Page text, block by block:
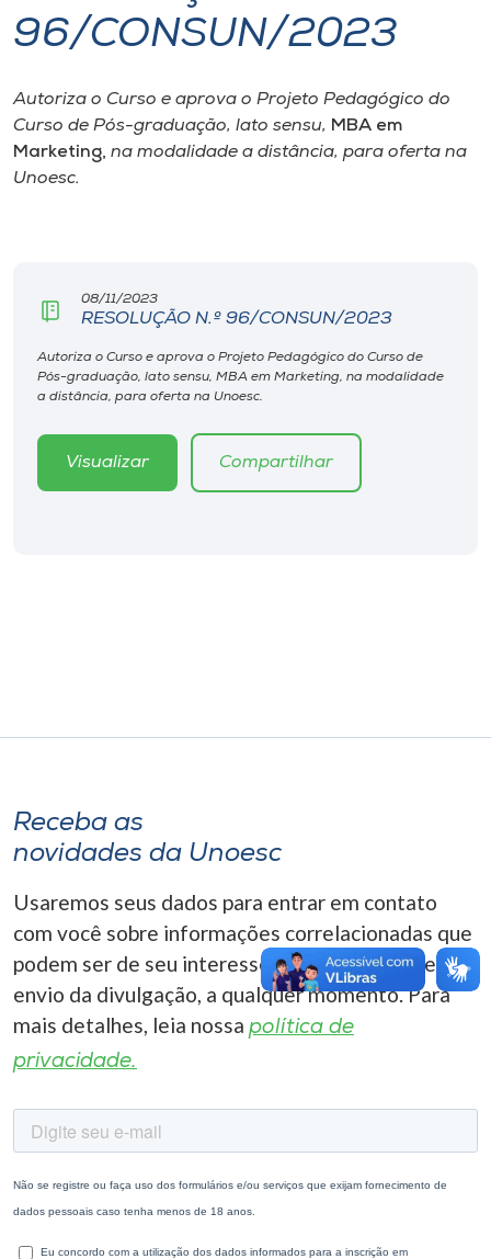
I.nova
Diplomados
Cultura
Biblioteca
Editora
Rádio
A+
96/CONSUN/2023
Autoriza o Curso e aprova o Projeto Pedagógico do
Curso de Pós-graduação, lato sensu, MBA em
Marketing, na modalidade a distância, para oferta na
Unoesc.
08/11/2023
RESOLUÇÃO N.º 96/CONSUN/2023
Autoriza o Curso e aprova o Projeto Pedagógico do Curso de
Pós-graduação, lato sensu, MBA em Marketing, na modalidade
a distância, para oferta na Unoesc.
Visualizar Compartilhar
Receba as
novidades da Unoesc
Usaremos seus dados para entrar em contato
com você sobre informações correlacionadas que
podem ser de seu interesse. Você pode cancelar o
envio da divulgação, a qualquer momento. Para
mais detalhes, leia nossa política de
privacidade.